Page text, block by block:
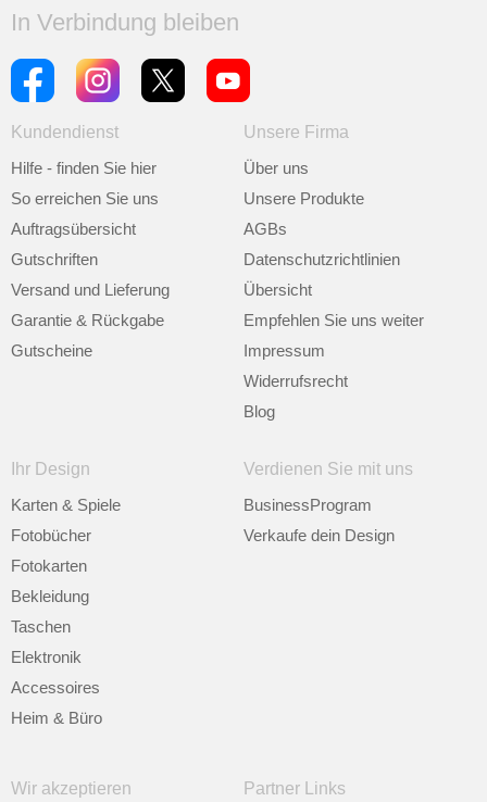
In Verbindung bleiben
Kundendienst
Hilfe - finden Sie hier
So erreichen Sie uns
Auftragsübersicht
Gutschriften
Versand und Lieferung
Garantie & Rückgabe
Gutscheine
Unsere Firma
Über uns
Unsere Produkte
AGBs
Datenschutzrichtlinien
Übersicht
Empfehlen Sie uns weiter
Impressum
Widerrufsrecht
Blog
Ihr Design
Karten & Spiele
Fotobücher
Fotokarten
Bekleidung
Taschen
Elektronik
Accessoires
Heim & Büro
Verdienen Sie mit uns
BusinessProgram
Verkaufe dein Design
Wir akzeptieren Partner Links